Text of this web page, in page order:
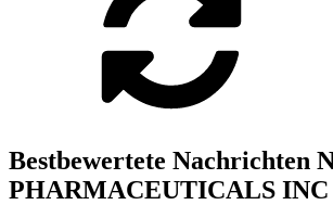
Bestbewertete Nachrichten
PHARMACEUTICALS INC